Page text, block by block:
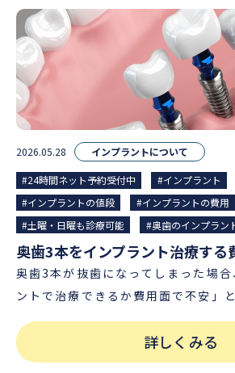
ータより）。 また、歯が抜けた部分の前後に残っている
歯の10年生存率は、部分入れ歯は
92%、インプラントは99%となっていま
ジ、入れ歯、インプラントを検討す
待できるメリット・デメリットをよ
ご自身の残っている歯やお口の状態
通しなども踏まえて歯科医師とよく
40代でインプラント治療をするメリ
つが挙げられます。 メリット１）長期にわたって使用が
見込める安心感 インプラントは自分の歯のように手入れ
ができ、適切なメンテナンスを継続
安定して使い続けることができます。 その長期的な予
から、インプラントは40代を含む幅
て歯を補う治療の選択肢の一つとなって
ト２）通院回数も少なく歯の問題を解消で
とで「義歯（ぎし）」とも呼ばれる
種類には、大きく分けて「総入れ歯
の２種類があります。 総入れ歯は上下いずれかの歯をす
べて失ったときに装着する入れ歯で
呼ばれるピンク色をした土台に人工
の中にはめる形で装着します。 3）インプラントオーバ
ーデンチャー インプラントオーバーデンチャーとは、イ
ンプラント（人工歯根）と入れ歯（
た治療方法のことです。「インプラ
れます。 歯を失った箇所に、片顎（上顎または下顎）
２〜６本のインプラントを埋入し、
ントというパーツと入れ歯を取り付け
ンプラントを固定源とすることで安
い・痛い」などの問題の解消が期待できます
ぞれの費用相場については、こちら
ついて解説いたします。 全部の歯をインプラントにする
際にかかる費用（全部・総額） インプラントで全部の歯
を治療する際、近年では治療の選択
それぞれ特徴や費用が異なります。
3つの治療方法の比較について解説します。
つインプラントを入れた場合 通常のインプラント治療
(10本分)の費用相場 ・ 320万円～550万円程度 ※片顎
あたり（上顎または下顎全部の場合の費用
なインプラント治療の費用相場は、
本あたり32万円～55万円程度となり
プラントの場合、基本として１つの
ンプラントを埋入するため、失った
以上のインプラントを入れる必要が
患者様の費用負担が大きくなってし
た。 そこで開発されたのが、次にご紹介する「オールオ
ン4（オールオンフォー）」という治
2026.05.28 インプラントについて
#24時間ネット予約受付中
#インプラント
#インプラントの値段
#インプラントの費用
#土曜・日曜も診療可能
#奥歯のインプラン
奥歯3本をインプラント治療する
奥歯3本が抜歯になってしまった場
ントで治療できるか費用面で不安」
ゃるかと思います。 また、「インプラント以外に、納得
できる補綴方法(修復物による歯科治
したい」という方もおられます。 そこで今回の記事で
詳しくみる